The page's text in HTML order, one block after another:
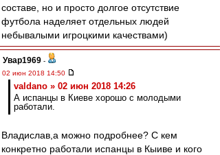
составе, но и просто долгое отсутствие
футбола наделяет отдельных людей
небывалыми игроцкими качествами)
Увар1969 -
02 июн 2018 14:50
valdano » 02 июн 2018 14:26
А испанцы в Киеве хорошо с молодыми
работали.
Владислав,а можно подробнее? С кем
конкретно работали испанцы в Кыиве и кого